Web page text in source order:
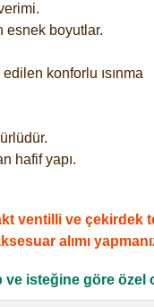
esnek boyutlar.
konforlu ısınma
hafif yapı.
ventilli ve çekirdek
alımı
isteğine göre özel